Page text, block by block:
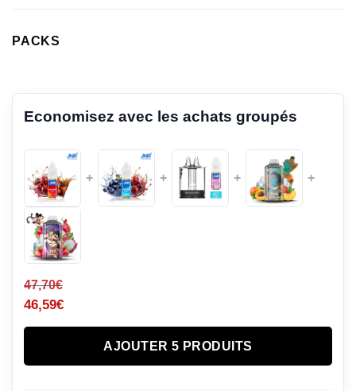
PACKS
Economisez avec les achats groupés
+ + + +
47,70€
46,59€
AJOUTER 5 PRODUITS